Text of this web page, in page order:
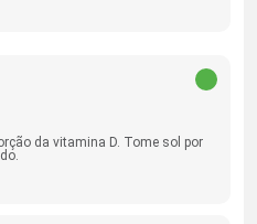
da vitamina D. Tome sol por